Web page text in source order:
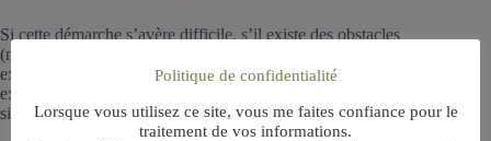
Si cette démarche s’avère difficile, s’il existe des obstacles
(manque de temps,
extérieur d’un professionnel (psy, coach diplômé et
expérimenté, sophrologue…) peut aider à débloquer la
situation.
Politique de confidentialité
Lorsque vous utilisez ce site, vous me faites confiance pour le
traitement de vos informations.